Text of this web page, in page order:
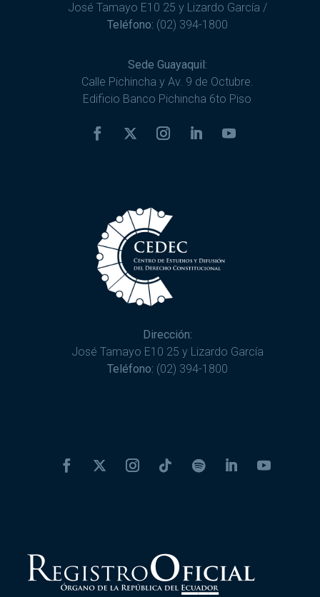
José Tamayo E10 25 y Lizardo García /
Teléfono: (02) 394-1800
Sede Guayaquil:
Calle Pichincha y Av. 9 de Octubre.
Edificio Banco Pichincha 6to Piso
Dirección:
José Tamayo E10 25 y Lizardo García
Teléfono: (02) 394-1800